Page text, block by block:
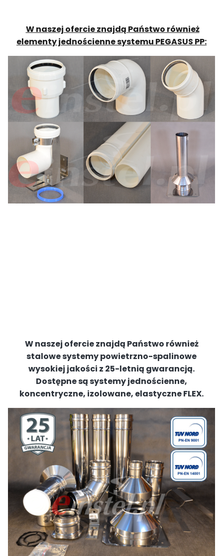
W naszej ofercie znajdą Państwo również
elementy jednościenne systemu PEGASUS PP:
W naszej ofercie znajdą Państwo również
stalowe systemy powietrzno-spalinowe
wysokiej jakości z 25-letnią gwarancją.
Dostępne są systemy jednościenne,
koncentryczne, izolowane, elastyczne FLEX.